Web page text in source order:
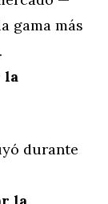
gama más
la
durante